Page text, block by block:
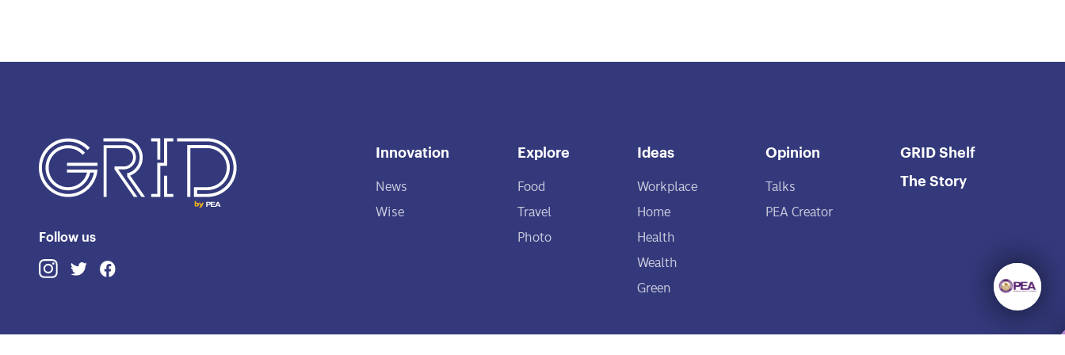
Follow us
Innovation
News
Wise
Explore
Food
Travel
Photo
Ideas
Workplace
Home
Health
Wealth
Green
Opinion
Talks
PEA Creator
GRID Shelf
The Story